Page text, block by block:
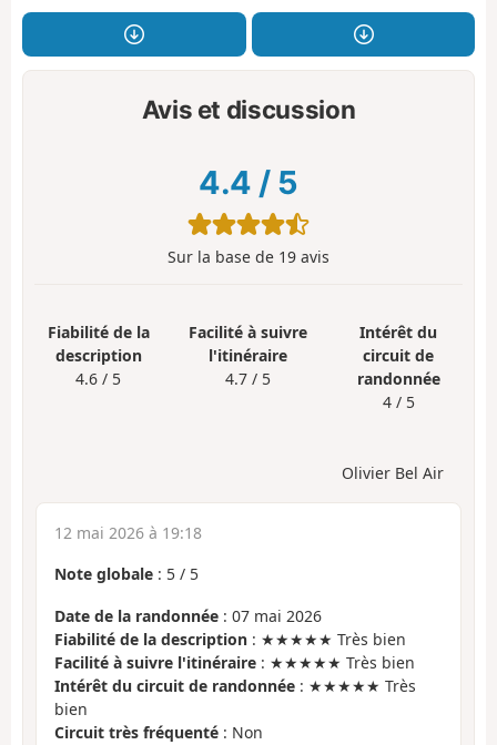
Avis et discussion
4.4 / 5
Sur la base de 19 avis
Fiabilité de la
description
4.6 / 5
Facilité à suivre
l'itinéraire
4.7 / 5
Intérêt du
circuit de
randonnée
4 / 5
Olivier Bel Air
12 mai 2026 à 19:18
Note globale : 5 / 5
Date de la randonnée : 07 mai 2026
Fiabilité de la description : ★★★★★ Très bien
Facilité à suivre l'itinéraire : ★★★★★ Très bien
Intérêt du circuit de randonnée : ★★★★★ Très
bien
Circuit très fréquenté : Non